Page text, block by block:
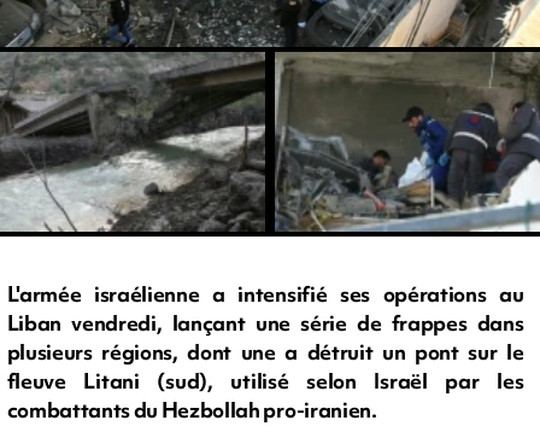
L'armée israélienne a intensifié ses opérations au
Liban vendredi, lançant une série de frappes dans
plusieurs régions, dont une a détruit un pont sur le
fleuve Litani (sud), utilisé selon Israël par les
combattants du Hezbollah pro-iranien.